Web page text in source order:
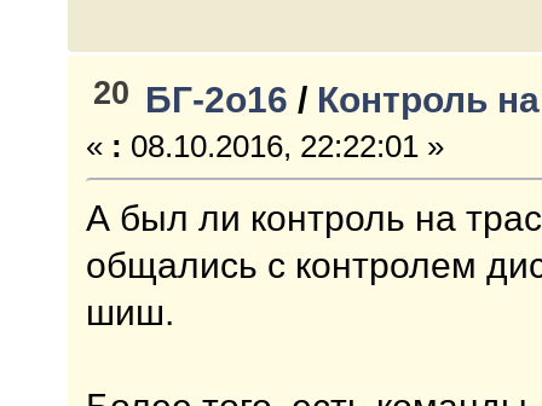
20 БГ-2о16 / Контроль
« : 08.10.2016, 22:22:01 »
А был ли контроль на
общались с контролем
шиш.